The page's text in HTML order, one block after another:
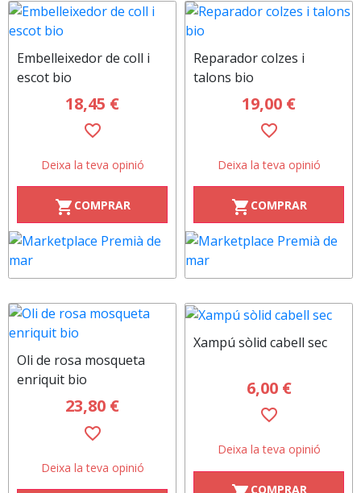
Embelleixedor de coll i
escot bio
18,45 €
favorite_border
Deixa la teva opinió
shopping_cart COMPRAR
Reparador colzes i
talons bio
19,00 €
favorite_border
Deixa la teva opinió
shopping_cart COMPRAR
Oli de rosa mosqueta
enriquit bio
23,80 €
favorite_border
Deixa la teva opinió
Xampú sòlid cabell sec
6,00 €
favorite_border
Deixa la teva opinió
COMPRAR